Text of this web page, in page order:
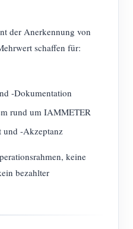
der Anerkennung von
schaffen für:
-Dokumentation
rund um IAMMETER
und -Akzeptanz
keine
bezahlter